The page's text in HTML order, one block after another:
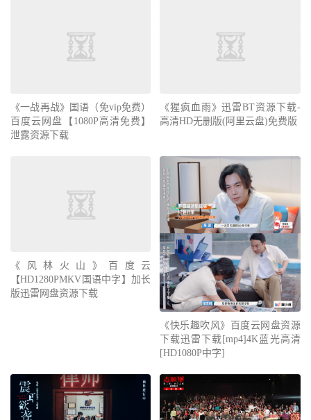
《一战再战》国语（免vip免费）
百度云网盘【1080P高清免费】
泄露资源下载
《猩疯血雨》迅雷BT资源下载-
高清HD无删版(阿里云盘)免费版
《风林火山》百度云
【HD1280PMKV国语中字】加长
版迅雷网盘资源下载
《快乐趣吹风》百度云网盘资源
下载迅雷下载[mp4]4K蓝光高清
[HD1080P中字]